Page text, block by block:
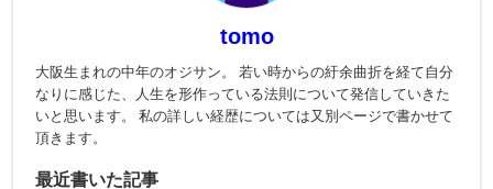
tomo
大阪生まれの中年のオジサン。 若い時からの紆余曲折を経て自分
なりに感じた、人生を形作っている法則について発信していきた
いと思います。 私の詳しい経歴については又別ページで書かせて
頂きます。
最近書いた記事